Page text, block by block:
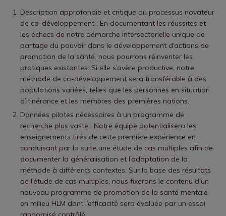
Description approfondie et critique du processus novateur
de co-développement : En documentant les réussites et
les échecs de notre démarche intersectorielle unique de
partage du pouvoir dans le développement d’actions de
promotion de la santé, nous pourrons réinventer les
pratiques existantes. Si elle s’avère productive, notre
méthode de co-développement sera transférable à des
populations variées, telles que les personnes en situation
d’itinérance et les membres des premières nations.
Données pilotes nécessaires à un programme de
recherche plus vaste : Notre équipe potentialisera les
enseignements tirés de cette première expérience en
conduisant par la suite une étude de cas multiples afin de
documenter la généralisation et l’adaptation de la
méthode à différents contextes. Sur la base des résultats
de l’étude de cas multiples, nous fixerons le contenu d’un
nouveau programme de promotion de la santé mentale
en milieu HLM dont l’efficacité sera évaluée par un essai